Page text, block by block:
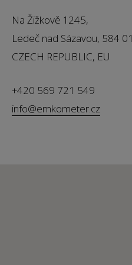
Na Žižkově 1245,
Ledeč nad Sázavou, 584 01
CZECH REPUBLIC, EU
+420 569 721 549
info@emkometer.cz